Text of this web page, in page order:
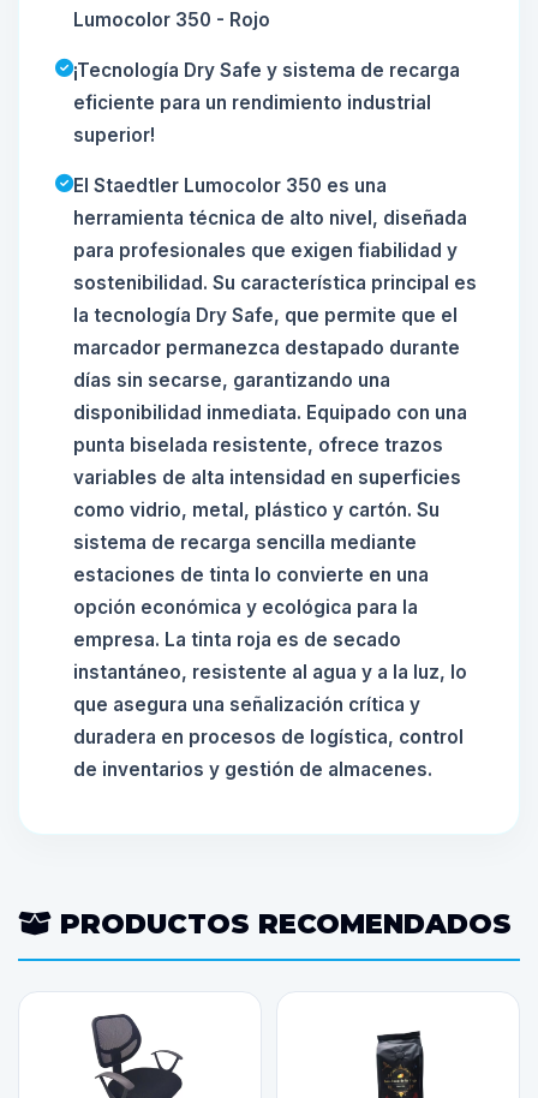
Lumocolor 350 - Rojo
¡Tecnología Dry Safe y sistema de recarga
eficiente para un rendimiento industrial
superior!
El Staedtler Lumocolor 350 es una
herramienta técnica de alto nivel, diseñada
para profesionales que exigen fiabilidad y
sostenibilidad. Su característica principal es
la tecnología Dry Safe, que permite que el
marcador permanezca destapado durante
días sin secarse, garantizando una
disponibilidad inmediata. Equipado con una
punta biselada resistente, ofrece trazos
variables de alta intensidad en superficies
como vidrio, metal, plástico y cartón. Su
sistema de recarga sencilla mediante
estaciones de tinta lo convierte en una
opción económica y ecológica para la
empresa. La tinta roja es de secado
instantáneo, resistente al agua y a la luz, lo
que asegura una señalización crítica y
duradera en procesos de logística, control
de inventarios y gestión de almacenes.
PRODUCTOS RECOMENDADOS